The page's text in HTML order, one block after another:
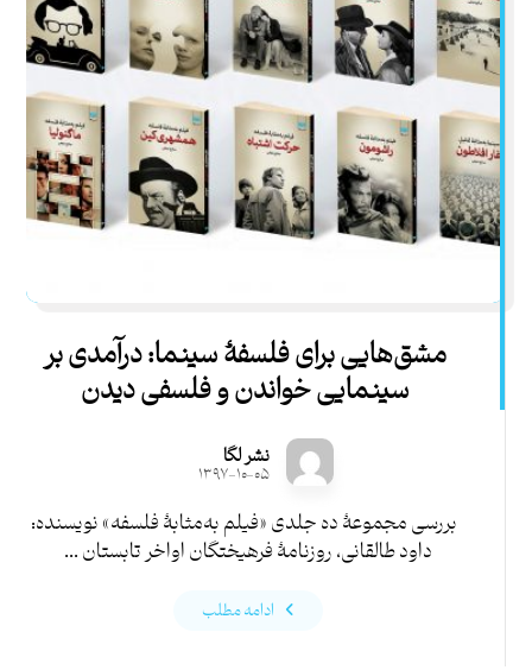
مشق‌­هایی برای فلسفۀ سینما: درآمدی بر
سینمایی خواندن و فلسفی دیدن
نشر لگا
۱۳۹۷-۱۰-۰۵
بررسی مجموعۀ ده جلدی «فیلم به‌مثابۀ فلسفه» نویسنده:
داود طالقانی، روزنامۀ فرهیختگان اواخر تابستان ...
ادامه مطلب